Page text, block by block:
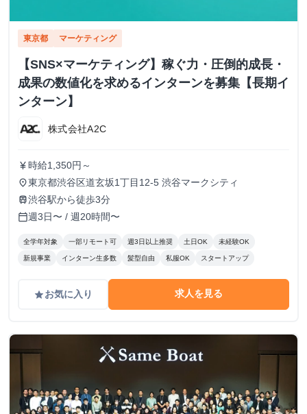
東京都 マーケティング
【SNS×マーケティング】稼ぐ力・圧倒的成長・
成果の数値化を求めるインターンを募集【長期イ
ンターン】
株式会社A2C
currency_yen 時給1,350円～
place東京都渋谷区道玄坂1丁目12-5 渋谷マークシティ
train渋谷駅から徒歩3分
calendar_today週3日〜 / 週20時間〜
全学年対象 一部リモート可 週3日以上推奨 土日OK 未経験OK
新規事業 インターン生多数 髪型自由 私服OK スタートアップ
gradeお気に入り 求人を見る